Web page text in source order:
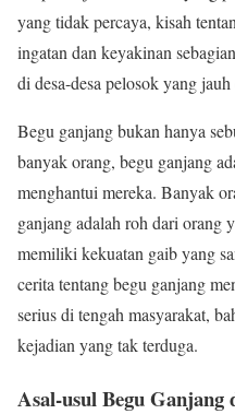
yang tidak percaya, kisah
ingatan dan keyakinan
di desa-desa pelosok yang
Begu ganjang bukan hanya
banyak orang, begu ganjang
menghantui mereka. Banyak
ganjang adalah roh dari orang
memiliki kekuatan gaib yang
cerita tentang begu ganjang
serius di tengah masyarakat,
kejadian yang tak terduga.
Asal-usul Begu Ganjang